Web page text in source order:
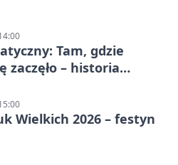
Tam, gdzie
zaczęło – historia
Wielkich 2026 – festyn